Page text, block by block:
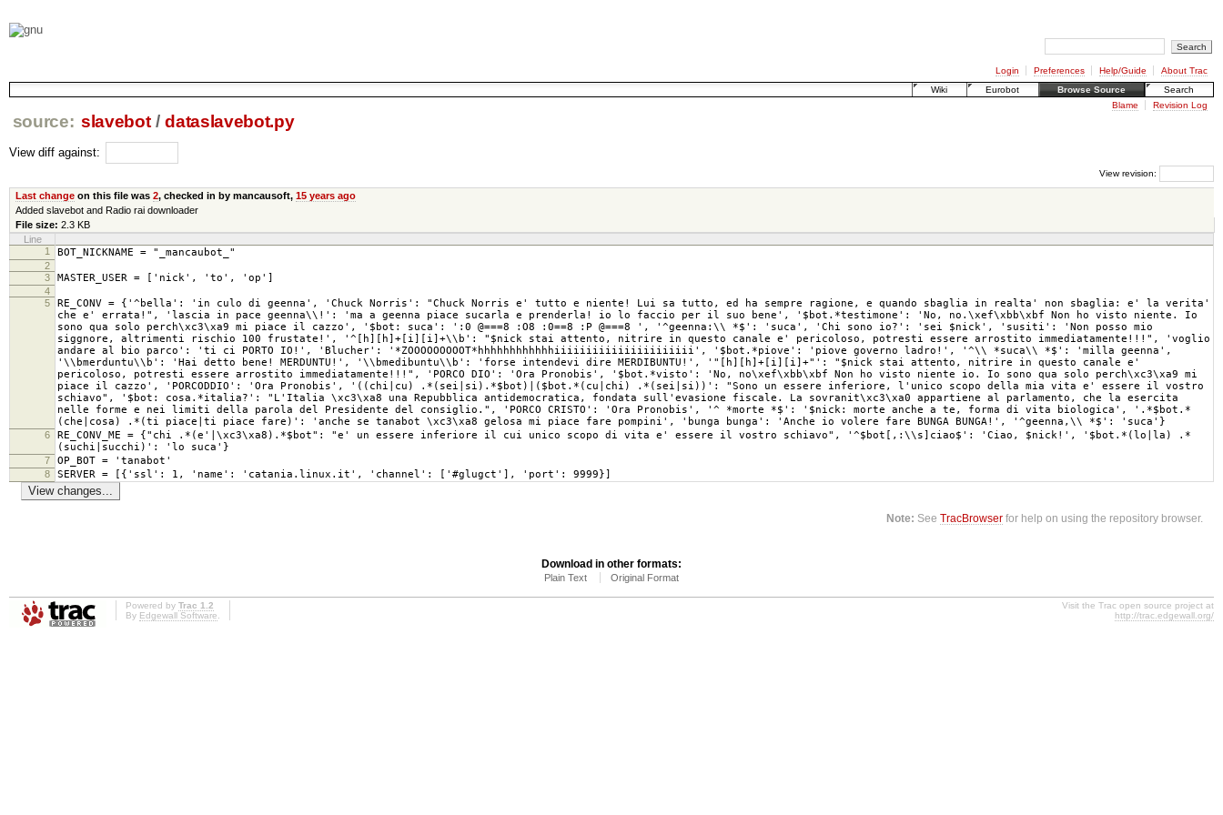
Login Preferences Help/Guide
About Trac
Wiki
Eurobot Browse Source
Search
Blame
Revision Log
source: slavebot / dataslavebot.py
View diff against:
View revision:
Last changeon this file was 2, checked in by mancausoft, 15 years ago
Added slavebot and Radio rai downloader
File size: 2.3 KB
Line
1
BOT_NICKNAME = "_mancaubot_"
2
3
MASTER_USER = ['nick', 'to', 'op']
4
5
RE_CONV = {'^bella': 'in culo di geenna', 'Chuck Norris': "Chuck Norris e' tutto e niente! Lui sa tutto, ed ha sempre ragione, e quando sbaglia in realta' non sbaglia: e' la verita'
che e' errata!", 'lascia in pace geenna\\!': 'ma a geenna piace sucarla e prenderla! io lo faccio per il suo bene', '$bot.*testimone': 'No, no.\xef\xbb\xbf Non ho visto niente. Io
sono qua solo perch\xc3\xa9 mi piace il cazzo', '$bot: suca': ':0 @===8 :O8 :0==8 :P @===8 ', '^geenna:\\ *$': 'suca', 'Chi sono io?': 'sei $nick', 'susiti': 'Non posso mio
siggnore, altrimenti rischio 100 frustate!', '^[h][h]+[i][i]+\\b': "$nick stai attento, nitrire in questo canale e' pericoloso, potresti essere arrostito immediatamente!!!", 'voglio
andare al bio parco': 'ti ci PORTO IO!', 'Blucher': '*ZOOOOOOOOOT*hhhhhhhhhhhhiiiiiiiiiiiiiiiiiiiiii', '$bot.*piove': 'piove governo ladro!', '^\\ *suca\\ *$': 'milla geenna',
'\\bmerduntu\\b': 'Hai detto bene! MERDUNTU!', '\\bmedibuntu\\b': 'forse intendevi dire MERDIBUNTU!', '"[h][h]+[i][i]+"': "$nick stai attento, nitrire in questo canale e'
pericoloso, potresti essere arrostito immediatamente!!!", 'PORCO DIO': 'Ora Pronobis', '$bot.*visto': 'No, no\xef\xbb\xbf Non ho visto niente io. Io sono qua solo perch\xc3\xa9 mi
piace il cazzo', 'PORCODDIO': 'Ora Pronobis', '((chi|cu) .*(sei|si).*$bot)|($bot.*(cu|chi) .*(sei|si))': "Sono un essere inferiore, l'unico scopo della mia vita e' essere il vostro
schiavo", '$bot: cosa.*italia?': "L'Italia \xc3\xa8 una Repubblica antidemocratica, fondata sull'evasione fiscale. La sovranit\xc3\xa0 appartiene al parlamento, che la esercita
nelle forme e nei limiti della parola del Presidente del consiglio.", 'PORCO CRISTO': 'Ora Pronobis', '^ *morte *$': '$nick: morte anche a te, forma di vita biologica', '.*$bot.*
(che|cosa) .*(ti piace|ti piace fare)': 'anche se tanabot \xc3\xa8 gelosa mi piace fare pompini', 'bunga bunga': 'Anche io volere fare BUNGA BUNGA!', '^geenna,\\ *$': 'suca'}
6
RE_CONV_ME = {"chi .*(e'|\xc3\xa8).*$bot": "e' un essere inferiore il cui unico scopo di vita e' essere il vostro schiavo", '^$bot[,:\\s]ciao$': 'Ciao, $nick!', '$bot.*(lo|la) .*
(suchi|succhi)': 'lo suca'}
7 OP_BOT = 'tanabot'
8 SERVER = [{'ssl': 1, 'name': 'catania.linux.it', 'channel': ['#glugct'], 'port': 9999}]
Note: SeeTracBrowser for help on using the repository browser.
Download in other formats:
Plain Text Original Format
Powered by Trac 1.2
By Edgewall Software
Visit the Trac open source project at
http://trac.edgewall.org/